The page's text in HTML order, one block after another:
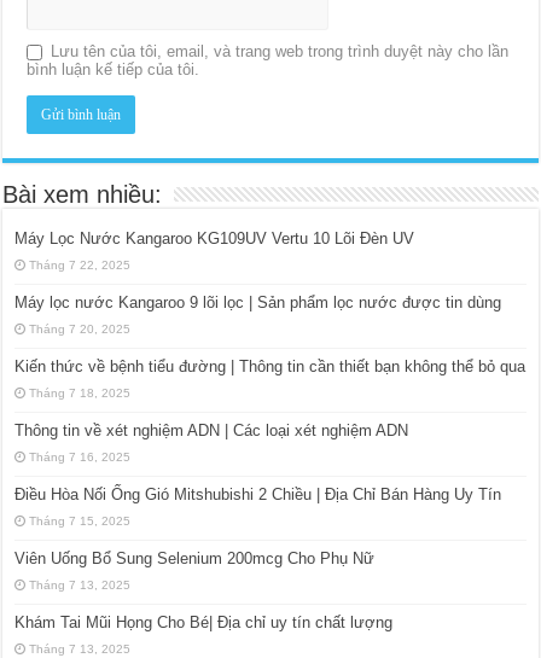
Lưu tên của tôi, email, và trang web trong trình duyệt này cho lần
bình luận kế tiếp của tôi.
Bài xem nhiều:
Máy Lọc Nước Kangaroo KG109UV Vertu 10 Lõi Đèn UV
Tháng 7 22, 2025
Máy lọc nước Kangaroo 9 lõi lọc | Sản phẩm lọc nước được tin dùng
Tháng 7 20, 2025
Kiến thức về bệnh tiểu đường | Thông tin cần thiết bạn không thể bỏ qua
Tháng 7 18, 2025
Thông tin về xét nghiệm ADN | Các loại xét nghiệm ADN
Tháng 7 16, 2025
Điều Hòa Nối Ống Gió Mitshubishi 2 Chiều | Địa Chỉ Bán Hàng Uy Tín
Tháng 7 15, 2025
Viên Uống Bổ Sung Selenium 200mcg Cho Phụ Nữ
Tháng 7 13, 2025
Khám Tai Mũi Họng Cho Bé| Địa chỉ uy tín chất lượng
Tháng 7 13, 2025